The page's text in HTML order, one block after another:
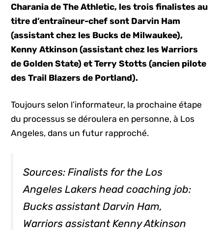
Charania de The Athletic, les trois finalistes au
titre d’entraîneur-chef sont Darvin Ham
(assistant chez les Bucks de Milwaukee),
Kenny Atkinson (assistant chez les Warriors
de Golden State) et Terry Stotts (ancien pilote
des Trail Blazers de Portland).
Toujours selon l’informateur, la prochaine étape
du processus se déroulera en personne, à Los
Angeles, dans un futur rapproché.
Sources: Finalists for the Los
Angeles Lakers head coaching job:
Bucks assistant Darvin Ham,
Warriors assistant Kenny Atkinson